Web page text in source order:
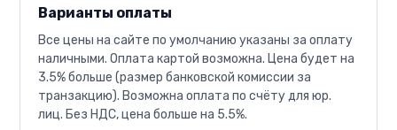
Варианты оплаты
Все цены на сайте по умолчанию указаны за оплату
наличными. Оплата картой возможна. Цена будет на
3.5% больше (размер банковской комиссии за
транзакцию). Возможна оплата по счёту для юр.
лиц. Без НДС, цена больше на 5.5%.